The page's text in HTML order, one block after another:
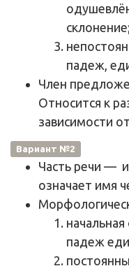
склонение;
падеж,
Член
Относится к
зависимости
Вариант №2
Часть речи —
означает имя
падеж